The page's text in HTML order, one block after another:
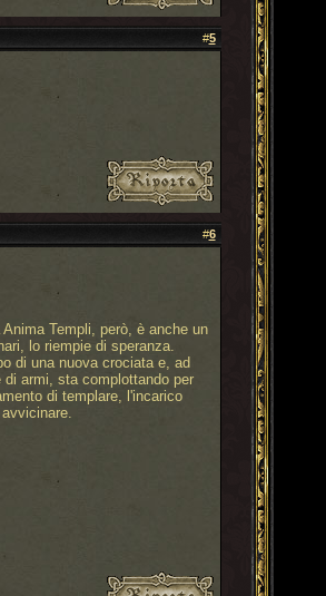
#5
#6
Templi, però, è anche un
lo riempie di speranza.
di una nuova crociata e, ad
armi, sta complottando per
di templare, l'incarico